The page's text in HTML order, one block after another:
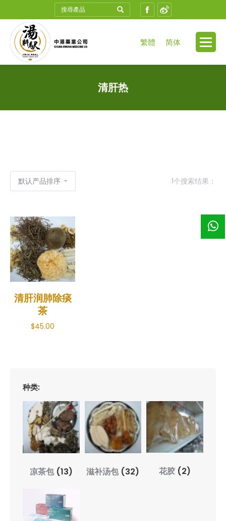
Search: Facebook
繁體 简体
清肝热
1个搜索结果：
清肝润肺除痰
茶
$45.00
种类:
凉茶包 (13) 滋补汤包 (32) 花胶 (2)